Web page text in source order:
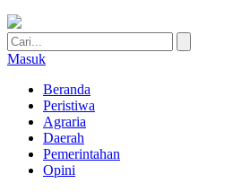
Masuk
Beranda
Peristiwa
Agraria
Daerah
Pemerintahan
Opini